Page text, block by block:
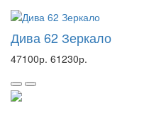
Дива 62 Зеркало
47100р. 61230р.